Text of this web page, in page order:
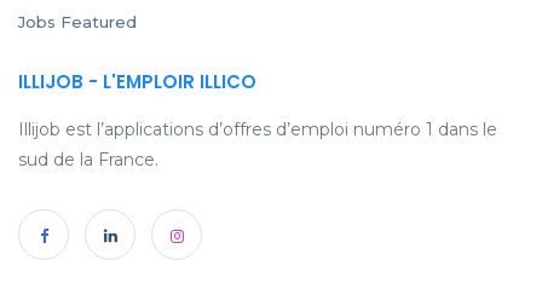
Jobs Featured
ILLIJOB - L'EMPLOIR ILLICO
Illijob est l’applications d’offres d’emploi numéro 1 dans le
sud de la France.